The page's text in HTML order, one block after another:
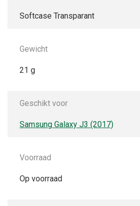
Softcase Transparant
Gewicht
21 g
Geschikt voor
Samsung Galaxy J3 (2017)
Voorraad
Op voorraad